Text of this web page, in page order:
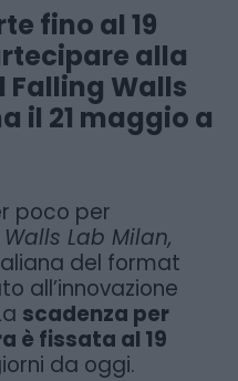
fino al 19
alla
Walls
il 21 maggio a
poco per
Lab Milan,
del format
all’innovazione
scadenza per
è fissata al 19
da oggi.